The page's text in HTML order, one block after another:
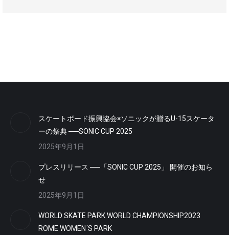
スケートボード振興協会×ソニックが贈るU-15スケータ
ーの祭典 ──SONIC CUP 2025
2025年9月1日
プレスリリース ──「SONIC CUP 2025」 開催のお知ら
せ
2025年9月1日
WORLD SKATE PARK WORLD CHAMPIONSHIP2023
ROME WOMEN´S PARK